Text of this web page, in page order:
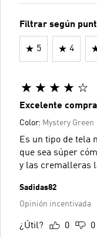
Filtrar según
5 4
Excelente compra
Color: Mystery Green
Es un tipo de tela
que sea súper
y las cremalleras
Sadidas82
Opinión incentivada
¿Útil? 0 0